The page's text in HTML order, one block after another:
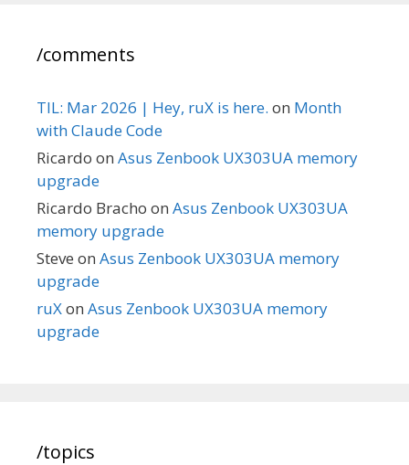
/comments
TIL: Mar 2026 | Hey, ruX is here. on Month
with Claude Code
Ricardo on Asus Zenbook UX303UA memory
upgrade
Ricardo Bracho on Asus Zenbook UX303UA
memory upgrade
Steve on Asus Zenbook UX303UA memory
upgrade
ruXon Asus Zenbook UX303UA memory
upgrade
/topics